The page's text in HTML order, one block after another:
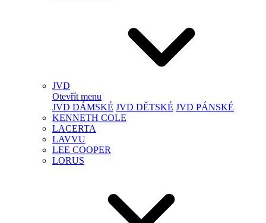
JVD
Otevřít menu
JVD DÁMSKÉ JVD DĚTSKÉ JVD PÁNSKÉ
KENNETH COLE
LACERTA
LAVVU
LEE COOPER
LORUS